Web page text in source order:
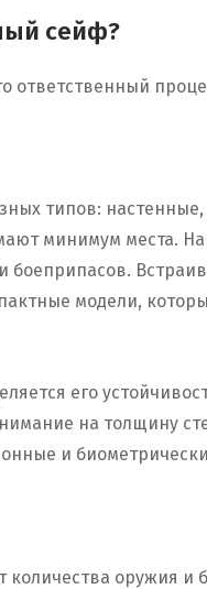
сейф?
ответственный
типов:
минимум места.
боеприпасов.
модели,
его
на толщину
и
количества оружия